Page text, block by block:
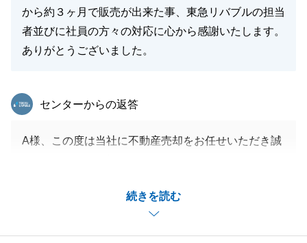
から約３ヶ月で販売が出来た事、東急リバブルの担当
者並びに社員の方々の対応に心から感謝いたします。
ありがとうございました。
続きを読む
東急リバブル
センターからの返答
A様、この度は当社に不動産売却をお任せいただき誠
ありがとうございました。
当社でご満足いただける機関でご成約できたこと大変
嬉しく思います。A様のご協力のおかげで無事にお引